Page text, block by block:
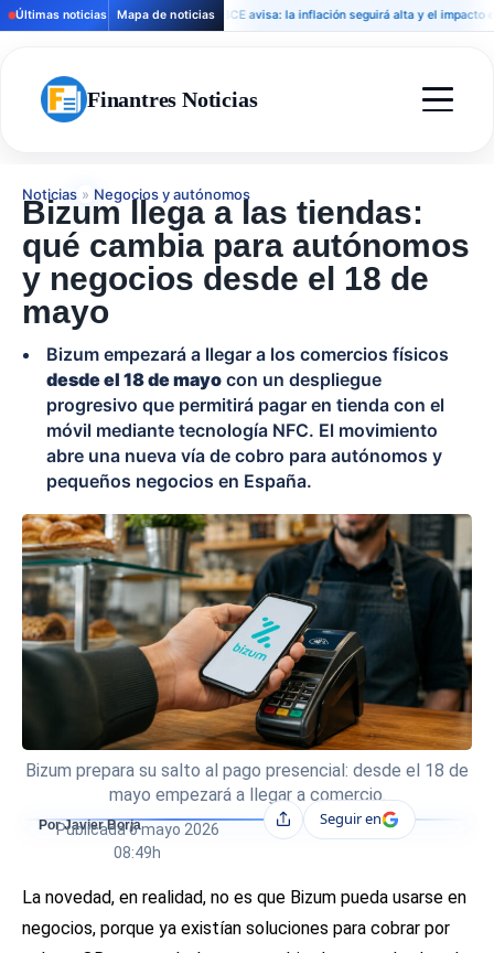
Últimas noticias Mapa de noticiasEl BCE avisa: la inflación seguirá alta y el impacto
Finantres Noticias
Noticias » Negocios y autónomos
Bizum llega a las tiendas:
qué cambia para autónomos
y negocios desde el 18 de
mayo
Bizum empezará a llegar a los comercios físicos
desde el 18 de mayo con un despliegue
progresivo que permitirá pagar en tienda con el
móvil mediante tecnología NFC. El movimiento
abre una nueva vía de cobro para autónomos y
pequeños negocios en España.
Bizum prepara su salto al pago presencial: desde el 18 de
mayo empezará a llegar a comercio.
Por Javier Borja
Publicada6 mayo 2026
08:49h
CompartirSeguir en
La novedad, en realidad, no es que Bizum pueda usarse en
negocios, porque ya existían soluciones para cobrar por